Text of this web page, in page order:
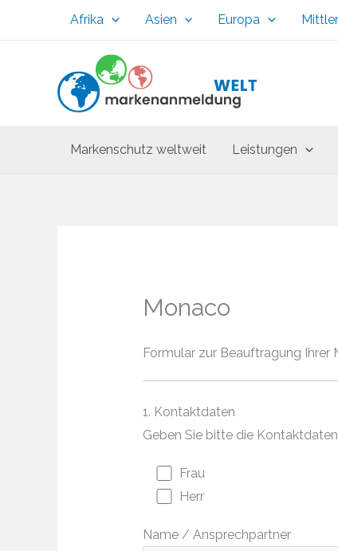
Afrika Asien Europa
Markenschutz weltweit Leistungen
Monaco
Formular zur Beauftragung Ihrer
1. Kontaktdaten
Geben Sie bitte die
Frau
Herr
Name / Ansprechpartner